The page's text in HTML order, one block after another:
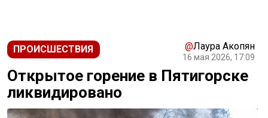
ПРОИСШЕСТВИЯ @Лаура Акопян
16 мая 2026, 17:09
Открытое горение в Пятигорске
ликвидировано